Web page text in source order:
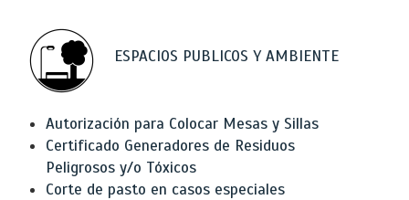
ESPACIOS PUBLICOS Y AMBIENTE
Autorización para Colocar Mesas y Sillas
Certificado Generadores de Residuos
Peligrosos y/o Tóxicos
Corte de pasto en casos especiales